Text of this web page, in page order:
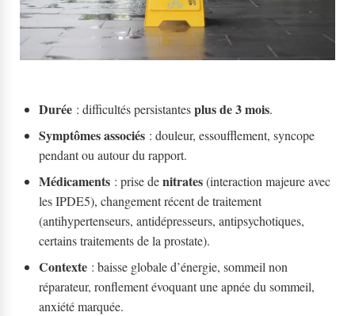
Durée : difficultés persistantesplus de 3 mois.
Symptômes associés : douleur, essoufflement, syncope
pendant ou autour du rapport.
Médicaments : prise denitrates(interaction majeure avec
les IPDE5), changement récent de traitement
(antihypertenseurs, antidépresseurs, antipsychotiques,
certains traitements de la prostate).
Contexte : baisse globale d’énergie, sommeil non
réparateur, ronflement évoquant une apnée du sommeil,
anxiété marquée.